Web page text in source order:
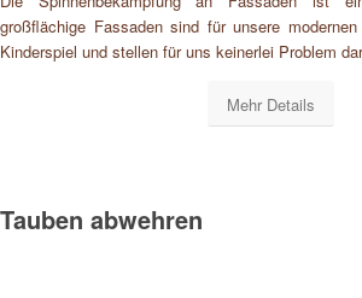
großflächige Fassaden sind für unsere
Kinderspiel und stellen für uns keinerlei Problem
Mehr Details
Tauben abwehren